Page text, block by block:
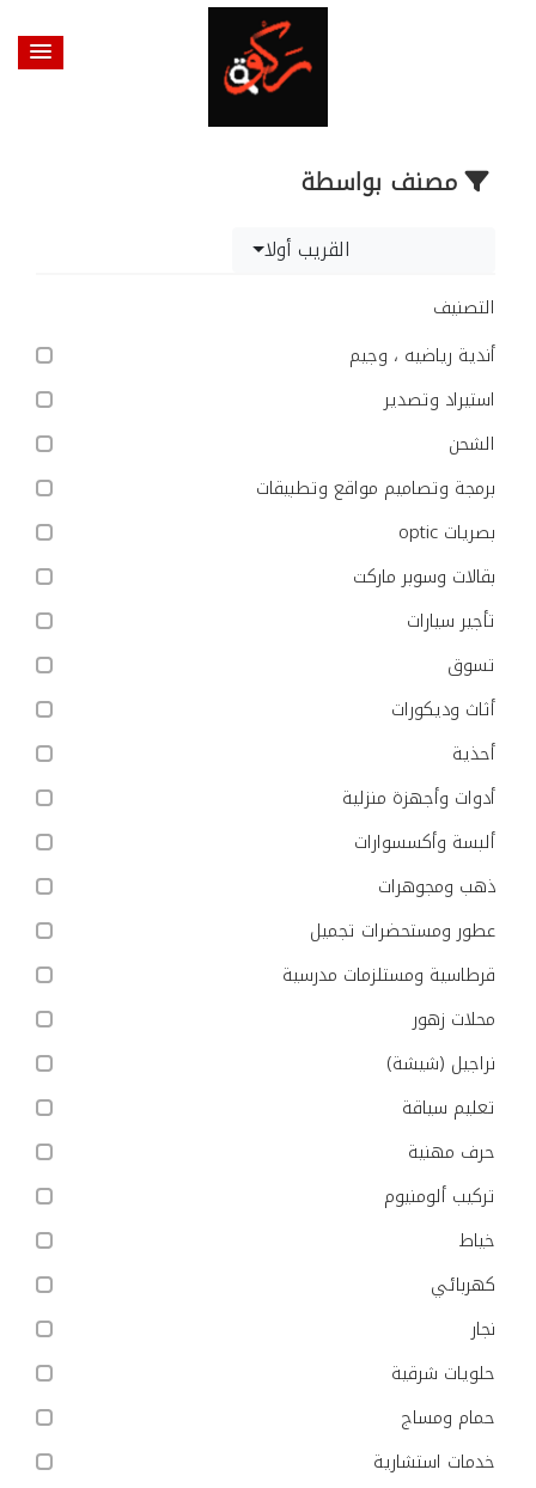
مصنف بواسطة
القريب أولا
التصنيف
أندية رياضيه ، وجيم
استيراد وتصدير
الشحن
برمجة وتصاميم مواقع وتطبيقات
بصريات optic
بقالات وسوبر ماركت
تأجير سيارات
تسوق
أثاث وديكورات
أحذية
أدوات وأجهزة منزلية
ألبسة وأكسسوارات
ذهب ومجوهرات
عطور ومستحضرات تجميل
قرطاسية ومستلزمات مدرسية
محلات زهور
نراجيل (شيشة)
تعليم سياقة
حرف مهنية
تركيب ألومنيوم
خياط
كهربائي
نجار
حلويات شرقية
حمام ومساج
خدمات استشارية